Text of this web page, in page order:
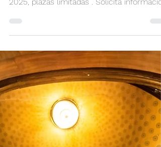
Talleres Terapéuticos: Infancia,
trauma y ecos del alma
(1ª fase) Segunda fase: Octubre y
2025, plazas limitadas . Solicita información
y Reserva tu plaza: +591 70 67 21 63
Contacto Lugar: La Paz, Bolivia. Ciclo de
talleres de dinámicas sistémicas y
constelaciones: Infancia, Trauma y Ecos del
Alma La vida no se equivoca Orientaciones
para participar Las constelaciones